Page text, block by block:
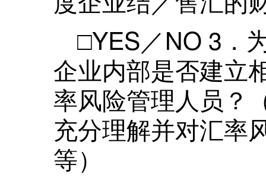
□YES／NO 3．
企业内部是否建立
率风险管理人员？
充分理解并对汇率
等）